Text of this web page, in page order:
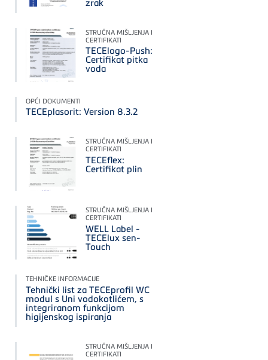
STRUČNA MIŠLJENJA I
CERTIFIKATI
TECElogo-Push:
Certifikat pitka
voda
OPĆI DOKUMENTI
TECEplasorit: Version 8.3.2
STRUČNA MIŠLJENJA I
CERTIFIKATI
TECEflex:
Certifikat plin
STRUČNA MIŠLJENJA I
CERTIFIKATI
WELL Label -
TECElux sen-
Touch
TEHNIČKE INFORMACIJE
Tehnički list za TECEprofil WC
modul s Uni vodokotlićem, s
integriranom funkcijom
higijenskog ispiranja
STRUČNA MIŠLJENJA I
CERTIFIKATI